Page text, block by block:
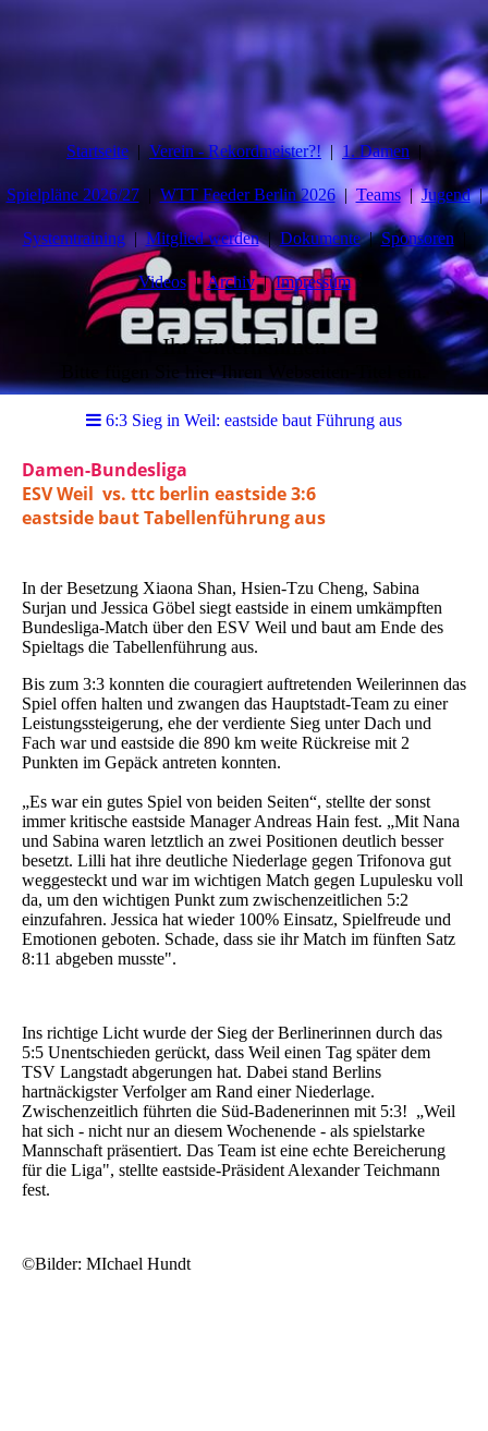
Startseite Verein - Rekordmeister?! 1. Damen
Spielpläne 2026/27 WTT Feeder Berlin 2026 Teams Jugend
Systemtraining Mitglied werden Dokumente Sponsoren
Videos Archiv Impressum
Ihr Unternehmen
Bitte fügen Sie hier Ihren Webseiten-Titel ein.
6:3 Sieg in Weil: eastside baut Führung aus
Damen-Bundesliga
ESV Weil vs. ttc berlin eastside 3:6
eastside baut Tabellenführung aus
In der Besetzung Xiaona Shan, Hsien-Tzu Cheng, Sabina
Surjan und Jessica Göbel siegt eastside in einem umkämpften
Bundesliga-Match über den ESV Weil und baut am Ende des
Spieltags die Tabellenführung aus.
Bis zum 3:3 konnten die couragiert auftretenden Weilerinnen das
Spiel offen halten und zwangen das Hauptstadt-Team zu einer
Leistungssteigerung, ehe der verdiente Sieg unter Dach und
Fach war und eastside die 890 km weite Rückreise mit 2
Punkten im Gepäck antreten konnten.
„Es war ein gutes Spiel von beiden Seiten“, stellte der sonst
immer kritische eastside Manager Andreas Hain fest. „Mit Nana
und Sabina waren letztlich an zwei Positionen deutlich besser
besetzt. Lilli hat ihre deutliche Niederlage gegen Trifonova gut
weggesteckt und war im wichtigen Match gegen Lupulesku voll
da, um den wichtigen Punkt zum zwischenzeitlichen 5:2
einzufahren. Jessica hat wieder 100% Einsatz, Spielfreude und
Emotionen geboten. Schade, dass sie ihr Match im fünften Satz
8:11 abgeben musste".
Ins richtige Licht wurde der Sieg der Berlinerinnen durch das
5:5 Unentschieden gerückt, dass Weil einen Tag später dem
TSV Langstadt abgerungen hat. Dabei stand Berlins
hartnäckigster Verfolger am Rand einer Niederlage.
Zwischenzeitlich führten die Süd-Badenerinnen mit 5:3! „Weil
hat sich - nicht nur an diesem Wochenende - als spielstarke
Mannschaft präsentiert. Das Team ist eine echte Bereicherung
für die Liga", stellte eastside-Präsident Alexander Teichmann
fest.
©Bilder: MIchael Hundt